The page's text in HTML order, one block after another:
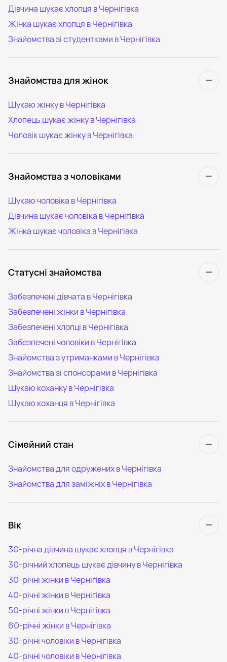
Дівчина шукає хлопця в Чернігівка
Жінка шукає хлопця в Чернігівка
Знайомства зі студентками в Чернігівка
Знайомства для жінок
Шукаю жінку в Чернігівка
Хлопець шукає жінку в Чернігівка
Чоловік шукає жінку в Чернігівка
Знайомства з чоловіками
Шукаю чоловіка в Чернігівка
Дівчина шукає чоловіка в Чернігівка
Жінка шукає чоловіка в Чернігівка
Статусні знайомства
Забезпечені дівчата в Чернігівка
Забезпечені жінки в Чернігівка
Забезпечені хлопці в Чернігівка
Забезпечені чоловіки в Чернігівка
Знайомства з утриманками в Чернігівка
Знайомства зі спонсорами в Чернігівка
Шукаю коханку в Чернігівка
Шукаю коханця в Чернігівка
Сімейний стан
Знайомства для одружених в Чернігівка
Знайомства для заміжніх в Чернігівка
Вік
30-річна дівчина шукає хлопця в Чернігівка
30-річний хлопець шукає дівчину в Чернігівка
30-річні жінки в Чернігівка
40-річні жінки в Чернігівка
50-річні жінки в Чернігівка
60-річні жінки в Чернігівка
30-річні чоловіки в Чернігівка
40-річні чоловіки в Чернігівка